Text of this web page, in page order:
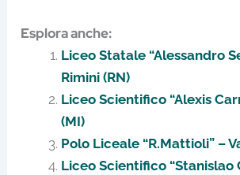
Esplora anche:
Liceo Statale “Alessandro
Rimini (RN)
Liceo Scientifico “Alexis
(MI)
Polo Liceale “R.Mattioli” –
Liceo Scientifico “Stanislao